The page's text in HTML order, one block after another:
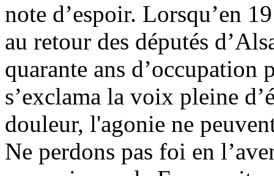
note d’espoir. Lorsqu’en
au retour des députés
quarante ans d’occupation
s’exclama la voix pleine
douleur, l'agonie ne
Ne perdons pas foi en